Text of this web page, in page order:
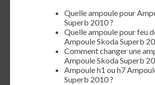
Quelle ampoule pour
Superb 2010 ?
Quelle ampoule pour feu
Ampoule Skoda Superb
Comment changer une
Ampoule Skoda Superb
Ampoule h1 ou h7
Superb 2010 ?